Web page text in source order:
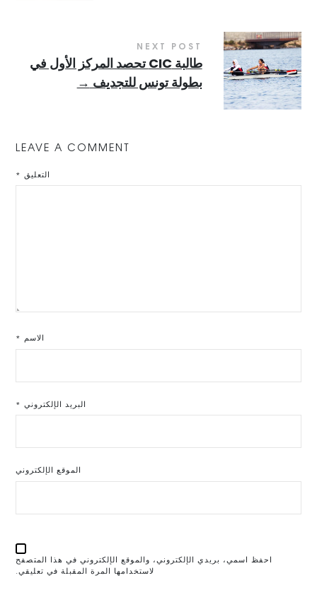
NEXT POST
طالبة CIC تحصد المركز الأول في
بطولة تونس للتجديف →
LEAVE A COMMENT
التعليق *
الاسم *
البريد الإلكتروني *
الموقع الإلكتروني
احفظ اسمي، بريدي الإلكتروني، والموقع الإلكتروني في هذا المتصفح
لاستخدامها المرة المقبلة في تعليقي.